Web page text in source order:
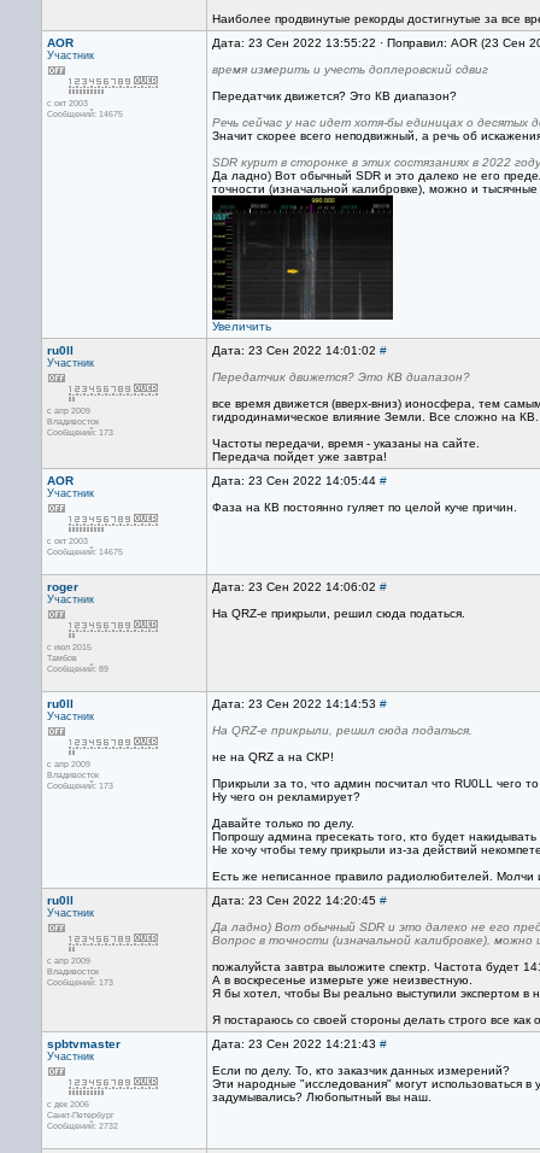
Наиболее продвинутые рекорды достигнутые за все
AOR
Участник
с окт 2003
Сообщений: 14675
Дата: 23 Сен 2022 13:55:22 · Поправил: AOR (23 Сен
время измерить и учесть доплеровский сдвиг
Передатчик движется? Это КВ диапазон?
Речь сейчас у нас идет хотя-бы единицах о десятых
Значит скорее всего неподвижный, а речь об
SDR курит в сторонке в этих состязаниях в 2022
Да ладно) Вот обычный SDR и это далеко не его
точности (изначальной калибровке), можно и
Увеличить
ru0ll
Участник
с апр 2009
Владивосток
Сообщений: 173
Дата: 23 Сен 2022 14:01:02 #
Передатчик движется? Это КВ диапазон?
все время движется (вверх-вниз) ионосфера, тем
гидродинамическое влияние Земли. Все сложно на КВ.
Частоты передачи, время - указаны на сайте.
Передача пойдет уже завтра!
AOR
Участник
с окт 2003
Сообщений: 14675
Дата: 23 Сен 2022 14:05:44 #
Фаза на КВ постоянно гуляет по целой куче причин.
roger
Участник
с июл 2015
Тамбов
Сообщений: 89
Дата: 23 Сен 2022 14:06:02 #
На QRZ-е прикрыли, решил сюда податься.
ru0ll
Участник
с апр 2009
Владивосток
Сообщений: 173
Дата: 23 Сен 2022 14:14:53 #
На QRZ-е прикрыли, решил сюда податься.
не на QRZ а на СКР!
Прикрыли за то, что админ посчитал что RU0LL чего
Ну чего он рекламирует?
Давайте только по делу.
Попрошу админа пресекать того, кто будет
Не хочу чтобы тему прикрыли из-за действий
Есть же неписанное правило радиолюбителей.
ru0ll
Участник
с апр 2009
Владивосток
Сообщений: 173
Дата: 23 Сен 2022 14:20:45 #
Да ладно) Вот обычный SDR и это далеко не его
Вопрос в точности (изначальной калибровке),
пожалуйста завтра выложите спектр. Частота будет
А в воскресенье измерьте уже неизвестную.
Я бы хотел, чтобы Вы реально выступили экспертом в
Я постараюсь со своей стороны делать строго все как
spbtvmaster
Участник
с дек 2006
Санкт-Петербург
Сообщений: 2732
Дата: 23 Сен 2022 14:21:43 #
Если по делу. То, кто заказчик данных измерений?
Эти народные "исследования" могут использоваться
задумывались? Любопытный вы наш.